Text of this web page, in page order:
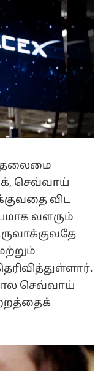
தலைமை
செவ்வாய்
விட
வளரும்
செவ்வாய்